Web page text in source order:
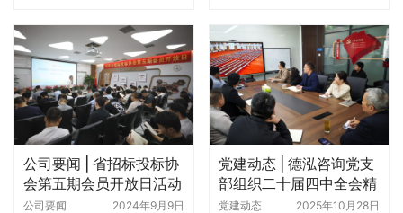
公司要闻 | 省招标投标协
会第五期会员开放日活动
走进德泓咨询
公司要闻 2024年9月9日
党建动态 | 德泓咨询党支
部组织二十届四中全会精
神专题学习交流会
党建动态 2025年10月28日